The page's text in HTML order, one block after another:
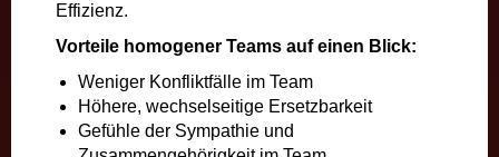
Effizienz.
Vorteile homogener Teams auf einen Blick:
Weniger Konfliktfälle im Team
Höhere, wechselseitige Ersetzbarkeit
Gefühle der Sympathie und